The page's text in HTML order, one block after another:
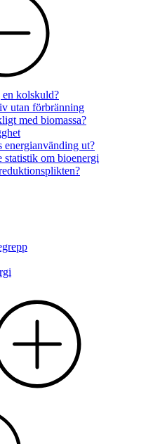
kolskuld?
utan förbränning
med biomassa?
energianvänding ut?
statistik om bioenergi